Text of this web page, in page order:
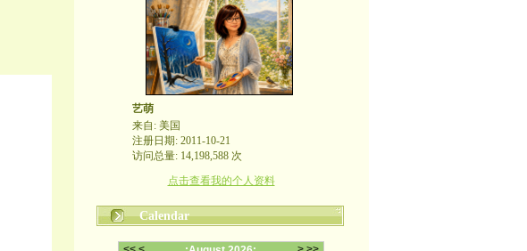
艺萌
来自: 美国
注册日期: 2011-10-21
访问总量: 14,198,588 次
点击查看我的个人资料
Calendar